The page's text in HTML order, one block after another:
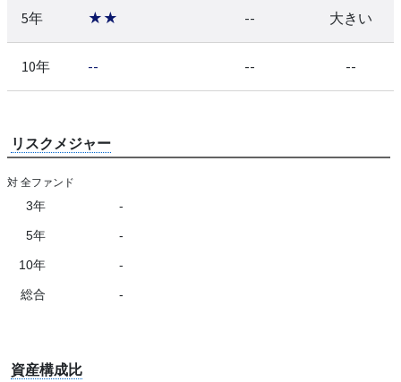
5年 ★★ -- 大きい
10年 -- -- --
リスクメジャー
対 全ファンド
3年 -
5年 -
10年 -
総合 -
資産構成比